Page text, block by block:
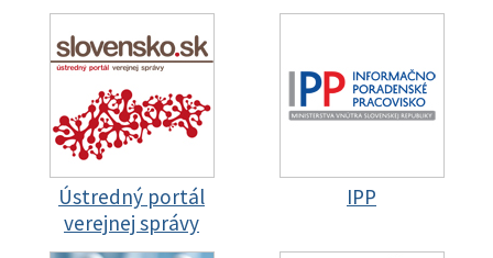
Ústredný portál
verejnej správy
IPP